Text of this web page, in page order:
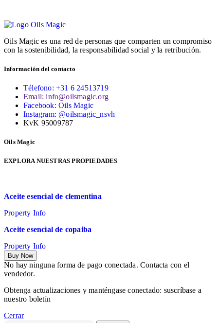
Oils Magic es una red de personas que comparten un compromiso
con la sostenibilidad, la responsabilidad social y la retribución.
Información del contacto
Télefono: +31 6 24513719
Email: info@oilsmagic.org
Facebook: Oils Magic
Instagram: @oilsmagic_nsvh
KvK 95009787
Oils Magic
EXPLORA NUESTRAS PROPIEDADES
Aceite esencial de clementina
Property Info
Aceite esencial de copaiba
Property Info
Buy Now
No hay ninguna forma de pago conectada. Contacta con el
vendedor.
Obtenga actualizaciones y manténgase conectado: suscríbase a
nuestro boletín
Cerrar